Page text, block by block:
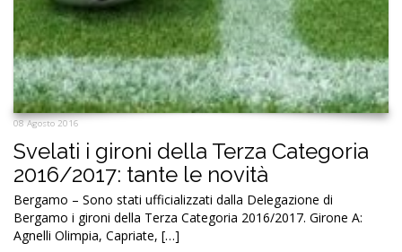
08 Agosto 2016
Svelati i gironi della Terza Categoria
2016/2017: tante le novità
Bergamo – Sono stati ufficializzati dalla Delegazione di
Bergamo i gironi della Terza Categoria 2016/2017. Girone A:
Agnelli Olimpia, Capriate, […]